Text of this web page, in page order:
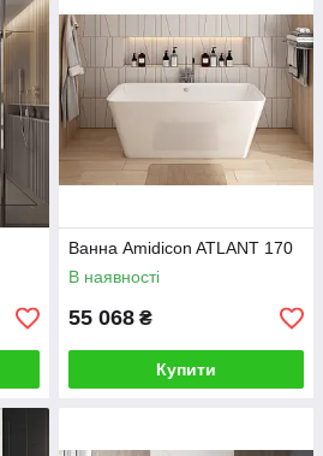
Ванна Amidicon ATLANT 170
В наявності
55 068 ₴
Купити